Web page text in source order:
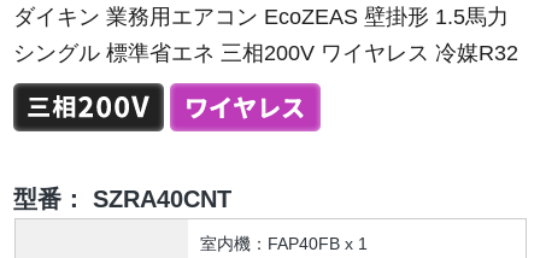
ダイキン 業務用エアコン EcoZEAS 壁掛形 1.5馬力
シングル 標準省エネ 三相200V ワイヤレス 冷媒R32
型番： SZRA40CNT
室内機：FAP40FB x 1